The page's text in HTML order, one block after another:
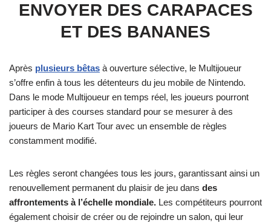
ENVOYER DES CARAPACES
ET DES BANANES
Après plusieurs bêtas à ouverture sélective, le Multijoueur
s’offre enfin à tous les détenteurs du jeu mobile de Nintendo.
Dans le mode Multijoueur en temps réel, les joueurs pourront
participer à des courses standard pour se mesurer à des
joueurs de Mario Kart Tour avec un ensemble de règles
constamment modifié.
Les règles seront changées tous les jours, garantissant ainsi un
renouvellement permanent du plaisir de jeu dans des
affrontements à l’échelle mondiale. Les compétiteurs pourront
également choisir de créer ou de rejoindre un salon, qui leur